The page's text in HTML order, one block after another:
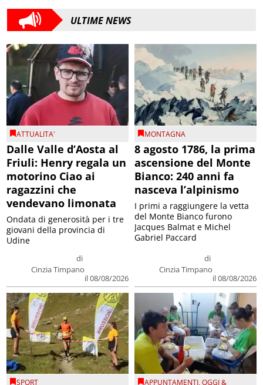
ULTIME NEWS
ATTUALITA'
Dalle Valle d’Aosta al
Friuli: Henry regala un
motorino Ciao ai
ragazzini che
vendevano limonata
di
Cinzia Timpano
il 08/08/2026
Ondata di generosità per i tre
giovani della provincia di
Udine
MONTAGNA
8 agosto 1786, la prima
ascensione del Monte
Bianco: 240 anni fa
nasceva l’alpinismo
di
Cinzia Timpano
il 08/08/2026
I primi a raggiungere la vetta
del Monte Bianco furono
Jacques Balmat e Michel
Gabriel Paccard
SPORT APPUNTAMENTI,OGGI &